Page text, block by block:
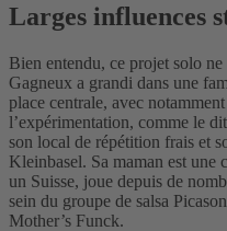
Larges influences
Bien entendu, ce projet solo
Gagneux a grandi dans une
place centrale, avec
l’expérimentation, comme le
son local de répétition frais et
Kleinbasel. Sa maman est une
un Suisse, joue depuis de
sein du groupe de salsa
Mother’s Funck.